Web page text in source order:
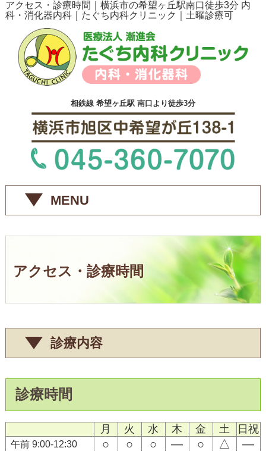
アクセス・診療時間｜横浜市の希望ヶ丘駅南口徒歩3分 内
科・消化器内科｜たぐち内科クリニック｜土曜診療可
相鉄線 希望ヶ丘駅 南口より徒歩3分
MENU
アクセス・診療時間
診療時間
月 火 水 木 金 土 日祝
午前 9:00-12:30 ○ ○ ○ ― ○ △ ―
診療内容